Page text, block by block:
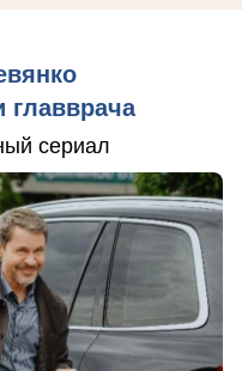
главврача
сериал